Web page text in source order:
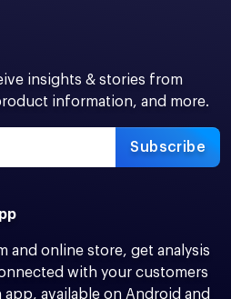
insights & stories from
information, and more.
Subscribe
and online store, get analysis
with your customers
available on Android and